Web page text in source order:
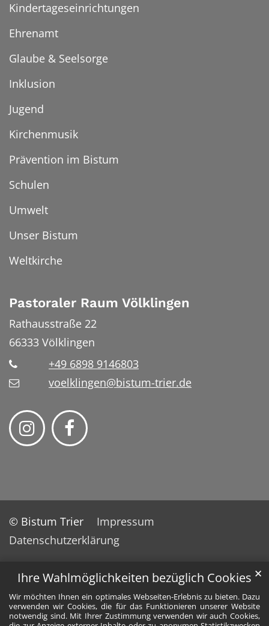
Ihre Wahlmöglichkeiten bezüglich Cookies
Wir möchten Ihnen ein optimales Webseiten-Erlebnis zu bieten. Dazu
verwenden wir Cookies, die für das Funktionieren unserer Website
notwendig sind. Mit Ihrer Zustimmung verwenden wir auch Cookies,
✕
Kindertageseinrichtungen
Ehrenamt
Glaube & Seelsorge
Inklusion
Jugend
Kirchenmusik
Prävention im Bistum
Schulen
Umwelt
Unser Bistum
Weltkirche
Pastoraler Raum Völklingen
Rathausstraße 22
66333 Völklingen
+49 6898 9146803
voelklingen@bistum-trier.de
© Bistum Trier
Impressum
Datenschutzerklärung